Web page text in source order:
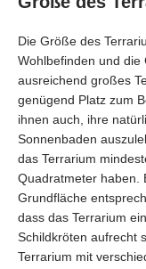
Die Größe des
Wohlbefinden und die
ausreichend großes
genügend Platz zum
ihnen auch, ihre
Sonnenbaden
das Terrarium
Quadratmeter haben.
Grundfläche
dass das Terrarium
Schildkröten aufrecht
Terrarium mit